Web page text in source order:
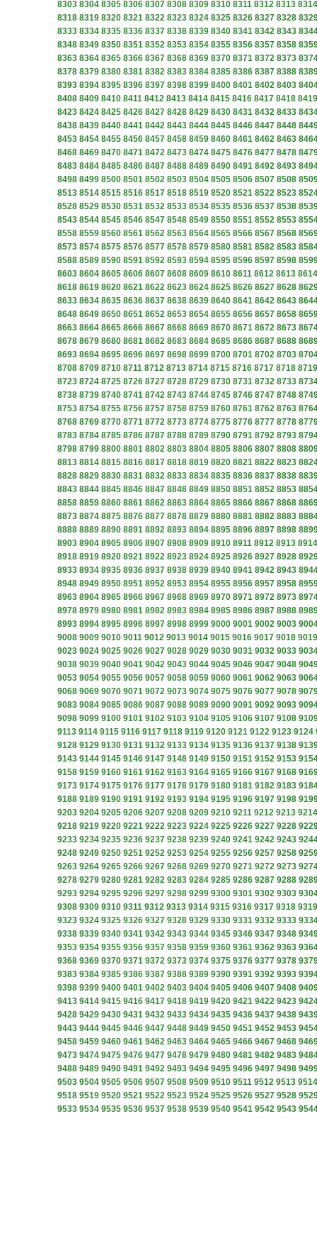
8303 8304 8305 8306 8307 8308 8309 8310 8311 8312 8313 8314
8318 8319 8320 8321 8322 8323 8324 8325 8326 8327 8328
8333 8334 8335 8336 8337 8338 8339 8340 8341 8342 8343
8348 8349 8350 8351 8352 8353 8354 8355 8356 8357 8358
8363 8364 8365 8366 8367 8368 8369 8370 8371 8372 8373
8378 8379 8380 8381 8382 8383 8384 8385 8386 8387 8388
8393 8394 8395 8396 8397 8398 8399 8400 8401 8402 8403
8408 8409 8410 8411 8412 8413 8414 8415 8416 8417 8418 8419
8423 8424 8425 8426 8427 8428 8429 8430 8431 8432 8433
8438 8439 8440 8441 8442 8443 8444 8445 8446 8447 8448
8453 8454 8455 8456 8457 8458 8459 8460 8461 8462 8463
8468 8469 8470 8471 8472 8473 8474 8475 8476 8477 8478
8483 8484 8485 8486 8487 8488 8489 8490 8491 8492 8493
8498 8499 8500 8501 8502 8503 8504 8505 8506 8507 8508
8513 8514 8515 8516 8517 8518 8519 8520 8521 8522 8523
8528 8529 8530 8531 8532 8533 8534 8535 8536 8537 8538
8543 8544 8545 8546 8547 8548 8549 8550 8551 8552 8553
8558 8559 8560 8561 8562 8563 8564 8565 8566 8567 8568
8573 8574 8575 8576 8577 8578 8579 8580 8581 8582 8583
8588 8589 8590 8591 8592 8593 8594 8595 8596 8597 8598
8603 8604 8605 8606 8607 8608 8609 8610 8611 8612 8613 8614
8618 8619 8620 8621 8622 8623 8624 8625 8626 8627 8628
8633 8634 8635 8636 8637 8638 8639 8640 8641 8642 8643
8648 8649 8650 8651 8652 8653 8654 8655 8656 8657 8658
8663 8664 8665 8666 8667 8668 8669 8670 8671 8672 8673
8678 8679 8680 8681 8682 8683 8684 8685 8686 8687 8688
8693 8694 8695 8696 8697 8698 8699 8700 8701 8702 8703
8708 8709 8710 8711 8712 8713 8714 8715 8716 8717 8718 8719
8723 8724 8725 8726 8727 8728 8729 8730 8731 8732 8733
8738 8739 8740 8741 8742 8743 8744 8745 8746 8747 8748
8753 8754 8755 8756 8757 8758 8759 8760 8761 8762 8763
8768 8769 8770 8771 8772 8773 8774 8775 8776 8777 8778
8783 8784 8785 8786 8787 8788 8789 8790 8791 8792 8793
8798 8799 8800 8801 8802 8803 8804 8805 8806 8807 8808
8813 8814 8815 8816 8817 8818 8819 8820 8821 8822 8823
8828 8829 8830 8831 8832 8833 8834 8835 8836 8837 8838
8843 8844 8845 8846 8847 8848 8849 8850 8851 8852 8853
8858 8859 8860 8861 8862 8863 8864 8865 8866 8867 8868
8873 8874 8875 8876 8877 8878 8879 8880 8881 8882 8883
8888 8889 8890 8891 8892 8893 8894 8895 8896 8897 8898
8903 8904 8905 8906 8907 8908 8909 8910 8911 8912 8913 8914
8918 8919 8920 8921 8922 8923 8924 8925 8926 8927 8928
8933 8934 8935 8936 8937 8938 8939 8940 8941 8942 8943
8948 8949 8950 8951 8952 8953 8954 8955 8956 8957 8958
8963 8964 8965 8966 8967 8968 8969 8970 8971 8972 8973
8978 8979 8980 8981 8982 8983 8984 8985 8986 8987 8988
8993 8994 8995 8996 8997 8998 8999 9000 9001 9002 9003
9008 9009 9010 9011 9012 9013 9014 9015 9016 9017 9018 9019
9023 9024 9025 9026 9027 9028 9029 9030 9031 9032 9033
9038 9039 9040 9041 9042 9043 9044 9045 9046 9047 9048
9053 9054 9055 9056 9057 9058 9059 9060 9061 9062 9063
9068 9069 9070 9071 9072 9073 9074 9075 9076 9077 9078
9083 9084 9085 9086 9087 9088 9089 9090 9091 9092 9093
9098 9099 9100 9101 9102 9103 9104 9105 9106 9107 9108
9113 9114 9115 9116 9117 9118 9119 9120 9121 9122 9123 9124
9128 9129 9130 9131 9132 9133 9134 9135 9136 9137 9138
9143 9144 9145 9146 9147 9148 9149 9150 9151 9152 9153
9158 9159 9160 9161 9162 9163 9164 9165 9166 9167 9168
9173 9174 9175 9176 9177 9178 9179 9180 9181 9182 9183
9188 9189 9190 9191 9192 9193 9194 9195 9196 9197 9198
9203 9204 9205 9206 9207 9208 9209 9210 9211 9212 9213 9214
9218 9219 9220 9221 9222 9223 9224 9225 9226 9227 9228
9233 9234 9235 9236 9237 9238 9239 9240 9241 9242 9243
9248 9249 9250 9251 9252 9253 9254 9255 9256 9257 9258
9263 9264 9265 9266 9267 9268 9269 9270 9271 9272 9273
9278 9279 9280 9281 9282 9283 9284 9285 9286 9287 9288
9293 9294 9295 9296 9297 9298 9299 9300 9301 9302 9303
9308 9309 9310 9311 9312 9313 9314 9315 9316 9317 9318 9319
9323 9324 9325 9326 9327 9328 9329 9330 9331 9332 9333
9338 9339 9340 9341 9342 9343 9344 9345 9346 9347 9348
9353 9354 9355 9356 9357 9358 9359 9360 9361 9362 9363
9368 9369 9370 9371 9372 9373 9374 9375 9376 9377 9378
9383 9384 9385 9386 9387 9388 9389 9390 9391 9392 9393
9398 9399 9400 9401 9402 9403 9404 9405 9406 9407 9408
9413 9414 9415 9416 9417 9418 9419 9420 9421 9422 9423
9428 9429 9430 9431 9432 9433 9434 9435 9436 9437 9438
9443 9444 9445 9446 9447 9448 9449 9450 9451 9452 9453
9458 9459 9460 9461 9462 9463 9464 9465 9466 9467 9468
9473 9474 9475 9476 9477 9478 9479 9480 9481 9482 9483
9488 9489 9490 9491 9492 9493 9494 9495 9496 9497 9498
9503 9504 9505 9506 9507 9508 9509 9510 9511 9512 9513 9514
9518 9519 9520 9521 9522 9523 9524 9525 9526 9527 9528
9533 9534 9535 9536 9537 9538 9539 9540 9541 9542 9543